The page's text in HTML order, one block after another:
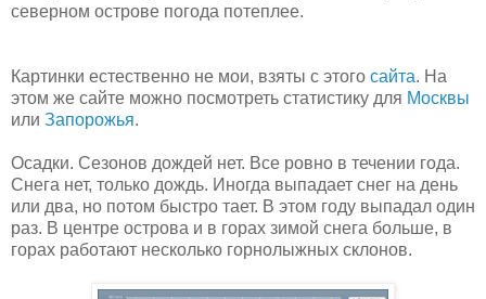
северном острове погода потеплее.
Картинки естественно не мои, взяты с этого сайта. На
этом же сайте можно посмотреть статистику для Москвы
или Запорожья.
Осадки. Сезонов дождей нет. Все ровно в течении года.
Снега нет, только дождь. Иногда выпадает снег на день
или два, но потом быстро тает. В этом году выпадал один
раз. В центре острова и в горах зимой снега больше, в
горах работают несколько горнолыжных склонов.